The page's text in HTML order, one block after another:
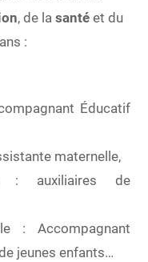
, de lasantéet du
:
Éducatif
maternelle,
: auxiliaires de
: Accompagnant
jeunes enfants…